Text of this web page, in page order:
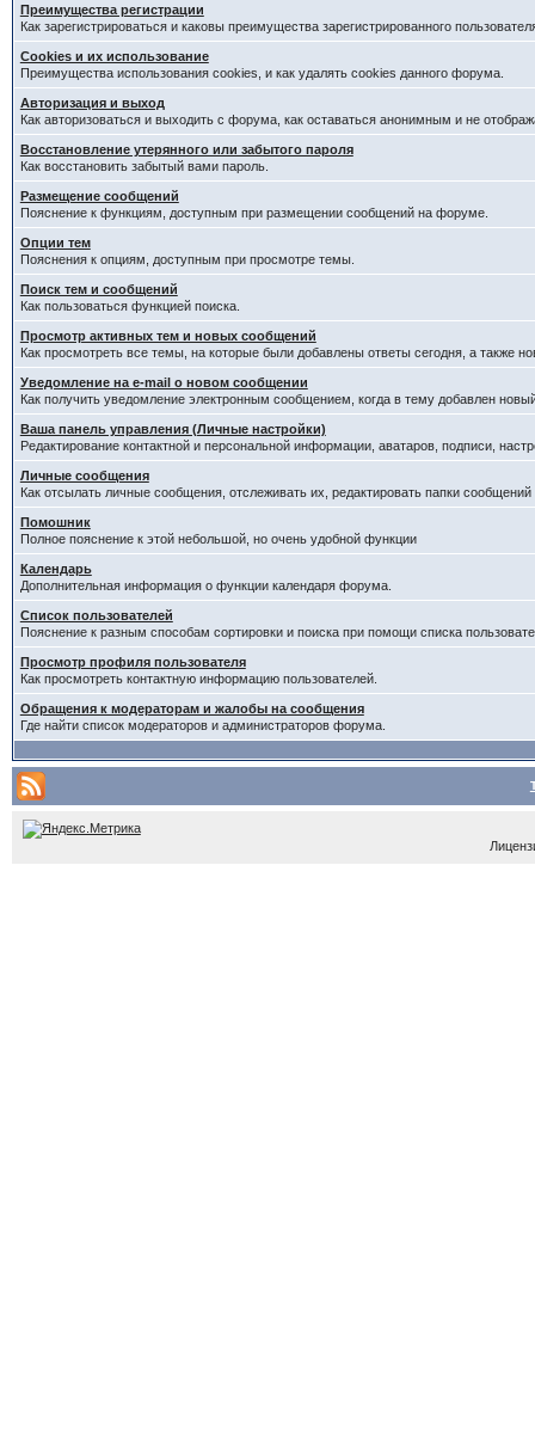
Преимущества регистрации
Как зарегистрироваться и каковы преимущества зарегистрированного
Cookies и их использование
Преимущества использования cookies, и как удалять cookies данного форума.
Авторизация и выход
Как авторизоваться и выходить с форума, как оставаться анонимным и не
Восстановление утерянного или забытого пароля
Как восстановить забытый вами пароль.
Размещение сообщений
Пояснение к функциям, доступным при размещении сообщений на форуме.
Опции тем
Пояснения к опциям, доступным при просмотре темы.
Поиск тем и сообщений
Как пользоваться функцией поиска.
Просмотр активных тем и новых сообщений
Как просмотреть все темы, на которые были добавлены ответы сегодня, а также
Уведомление на е-mail о новом сообщении
Как получить уведомление электронным сообщением, когда в тему добавлен
Ваша панель управления (Личные настройки)
Редактирование контактной и персональной информации, аватаров, подписи,
Личные сообщения
Как отсылать личные сообщения, отслеживать их, редактировать папки
Помошник
Полное пояснение к этой небольшой, но очень удобной функции
Календарь
Дополнительная информация о функции календаря форума.
Список пользователей
Пояснение к разным способам сортировки и поиска при помощи списка
Просмотр профиля пользователя
Как просмотреть контактную информацию пользователей.
Обращения к модераторам и жалобы на сообщения
Где найти список модераторов и администраторов форума.